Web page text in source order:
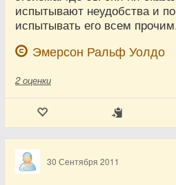
испытывают неудобства и
испытывать его всем
Эмерсон Ральф Уолдо
2 оценки
30 Сентября 2011